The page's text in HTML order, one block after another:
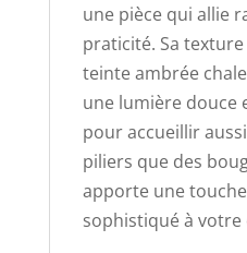
une pièce qui allie
praticité. Sa
teinte ambrée
une lumière douce
pour accueillir
piliers que des
apporte une touche
sophistiqué à